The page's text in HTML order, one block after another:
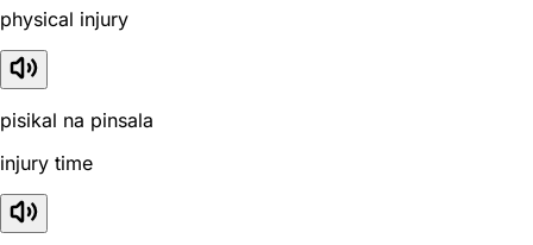
physical injury
pisikal na pinsala
injury time